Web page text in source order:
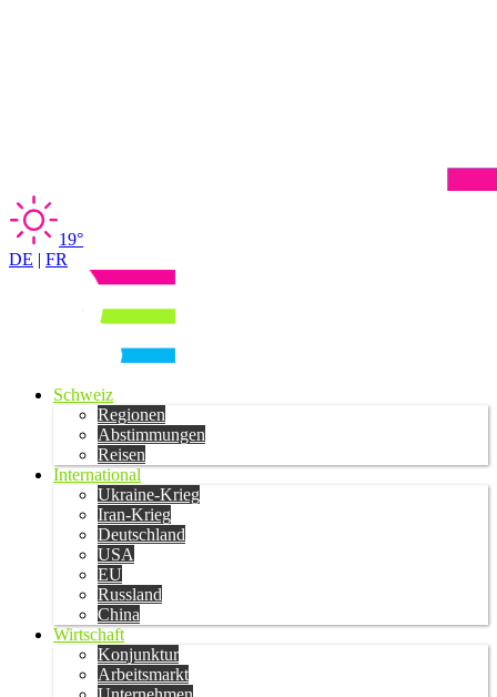
19°
DE | FR
Schweiz
Regionen
Abstimmungen
Reisen
International
Ukraine-Krieg
Iran-Krieg
Deutschland
USA
EU
Russland
China
Wirtschaft
Konjunktur
Arbeitsmarkt